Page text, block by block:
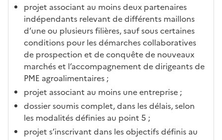
projet associant au moins deux partenaires
indépendants relevant de différents maillons
d’une ou plusieurs filières, sauf sous certaines
conditions pour les démarches collaboratives
de prospection et de conquête de nouveaux
marchés et l’accompagnement de dirigeants de
PME agroalimentaires ;
projet associant au moins une entreprise ;
dossier soumis complet, dans les délais, selon
les modalités définies au point 5 ;
projet s’inscrivant dans les objectifs définis au